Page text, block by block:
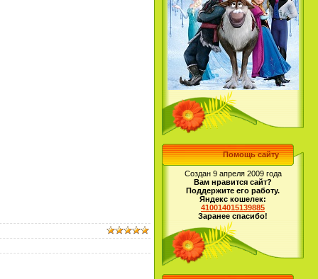
Помощь сайту
Создан 9 апреля 2009 года
Вам нравится сайт?
Поддержите его работу.
Яндекс кошелек:
410014015139885
Заранее спасибо!